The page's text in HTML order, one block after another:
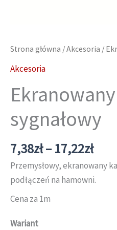
Strona główna /Akcesoria /
Akcesoria
sygnałowy
7,38zł– 17,22zł
cen:
od
Przemysłowy, ekranowany
podłączeń na hamowni.
Cena za 1m
Wariant